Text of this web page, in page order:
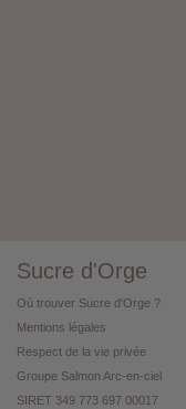
Sucre d'Orge
Où trouver Sucre d'Orge ?
Mentions légales
Respect de la vie privée
Groupe Salmon Arc-en-ciel
SIRET 349 773 697 00017